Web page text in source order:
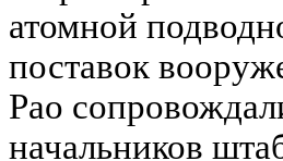
атомной
поставок
Рао
начальников